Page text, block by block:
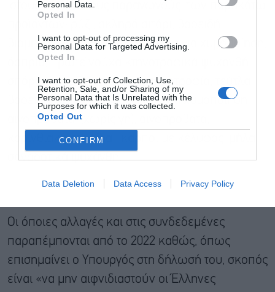
Personal Data.
Opted In
I want to opt-out of processing my
Personal Data for Targeted Advertising.
Opted In
I want to opt-out of Collection, Use,
Retention, Sale, and/or Sharing of my
Personal Data that Is Unrelated with the
Purposes for which it was collected.
Opted Out
CONFIRM
Data Deletion Data Access Privacy Policy
στους δικαιούχους παραγωγούς των παρακάτω
βιομηχανική τομάτα, πορτοκάλια για χυμοποίηση,
όσπρια, πρωτεϊνούχα κτηνοτροφικά ψυχανθή,
σπόροι σποράς, σπαράγγι, σηροτροφία, τεύτλα,
βοοειδή (χωρίς γη), ροδάκινα για χυμοποίηση,
αιγοπρόβατα (χωρίς γη), αιγοπρόβατα,
κορινθιακή σταφίδα , καρποί με κέλυφος, μήλα,
σανοδοτικά ψυχάνθη.
Οι όποιες αλλαγές και στις συνδεδεμένες
παραπέμπονται από το 2022 καθώς, όπως
επισημαίνει ο Υπουργός στη δήλωσή του, σκοπός
είναι «να μην αιφνιδιαστούν οι Έλληνες